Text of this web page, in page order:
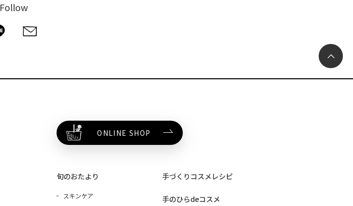
Follow
ONLINE SHOP
旬のおたより
スキンケア
手づくりコスメレシピ
手のひらdeコスメ